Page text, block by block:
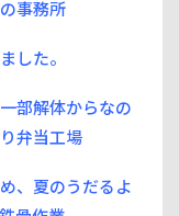
事務所
した。
部解体からなの
弁当工場
、夏のうだるよ